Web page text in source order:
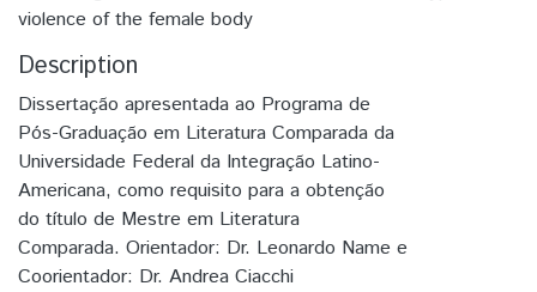
violence of the female body
Description
Dissertação apresentada ao Programa de
Pós-Graduação em Literatura Comparada da
Universidade Federal da Integração Latino-
Americana, como requisito para a obtenção
do título de Mestre em Literatura
Comparada. Orientador: Dr. Leonardo Name e
Coorientador: Dr. Andrea Ciacchi